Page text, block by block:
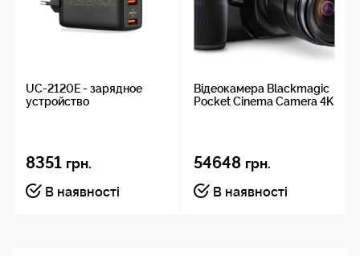
UC-2120E - зарядное
устройство
8351 грн.
В наявності
Відеокамера Blackmagic
Pocket Cinema Camera 4K
54648 грн.
В наявності